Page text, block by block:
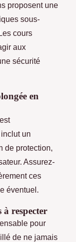
proposent une
sous-
cours
aux
sécurité
en
un
de protection,
Assurez-
ces
éventuel.
à respecter
pour
de ne jamais